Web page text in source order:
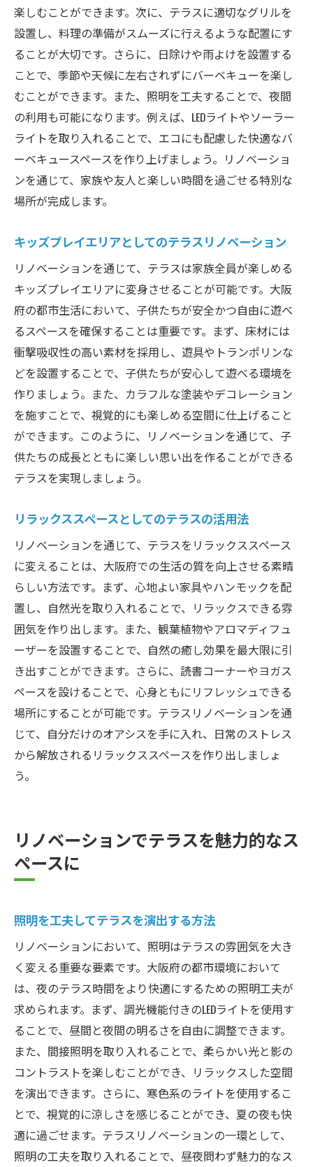
楽しむことができます。次に、テラスに適切なグリルを
設置し、料理の準備がスムーズに行えるような配置にす
ることが大切です。さらに、日除けや雨よけを設置する
ことで、季節や天候に左右されずにバーベキューを楽し
むことができます。また、照明を工夫することで、夜間
の利用も可能になります。例えば、LEDライトやソーラー
ライトを取り入れることで、エコにも配慮した快適なバ
ーベキュースペースを作り上げましょう。リノベーショ
ンを通じて、家族や友人と楽しい時間を過ごせる特別な
場所が完成します。
キッズプレイエリアとしてのテラスリノベーション
リノベーションを通じて、テラスは家族全員が楽しめる
キッズプレイエリアに変身させることが可能です。大阪
府の都市生活において、子供たちが安全かつ自由に遊べ
るスペースを確保することは重要です。まず、床材には
衝撃吸収性の高い素材を採用し、遊具やトランポリンな
どを設置することで、子供たちが安心して遊べる環境を
作りましょう。また、カラフルな塗装やデコレーション
を施すことで、視覚的にも楽しめる空間に仕上げること
ができます。このように、リノベーションを通じて、子
供たちの成長とともに楽しい思い出を作ることができる
テラスを実現しましょう。
リラックススペースとしてのテラスの活用法
リノベーションを通じて、テラスをリラックススペース
に変えることは、大阪府での生活の質を向上させる素晴
らしい方法です。まず、心地よい家具やハンモックを配
置し、自然光を取り入れることで、リラックスできる雰
囲気を作り出します。また、観葉植物やアロマディフュ
ーザーを設置することで、自然の癒し効果を最大限に引
き出すことができます。さらに、読書コーナーやヨガス
ペースを設けることで、心身ともにリフレッシュできる
場所にすることが可能です。テラスリノベーションを通
じて、自分だけのオアシスを手に入れ、日常のストレス
から解放されるリラックススペースを作り出しましょ
う。
リノベーションでテラスを魅力的なス
ペースに
照明を工夫してテラスを演出する方法
リノベーションにおいて、照明はテラスの雰囲気を大き
く変える重要な要素です。大阪府の都市環境において
は、夜のテラス時間をより快適にするための照明工夫が
求められます。まず、調光機能付きのLEDライトを使用す
ることで、昼間と夜間の明るさを自由に調整できます。
また、間接照明を取り入れることで、柔らかい光と影の
コントラストを楽しむことができ、リラックスした空間
を演出できます。さらに、寒色系のライトを使用するこ
とで、視覚的に涼しさを感じることができ、夏の夜も快
適に過ごせます。テラスリノベーションの一環として、
照明の工夫を取り入れることで、昼夜問わず魅力的なス